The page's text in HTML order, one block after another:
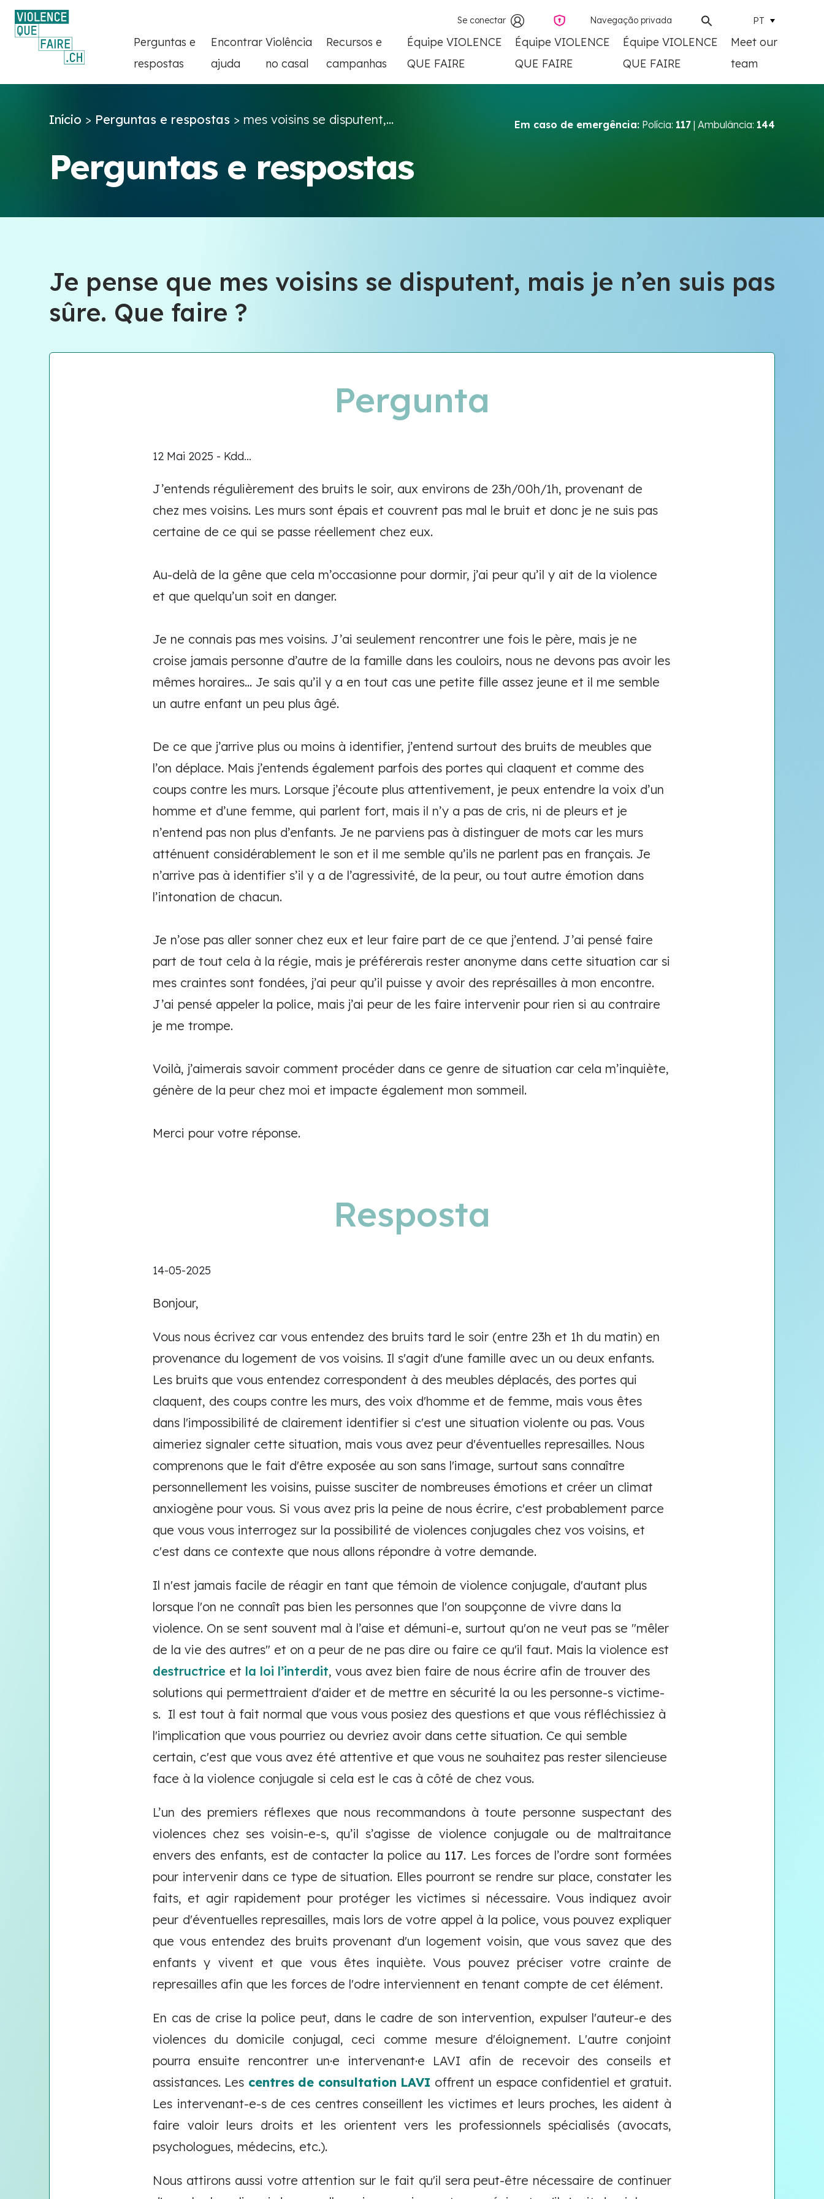
Se conectar Navegação privada PT
Perguntas e
respostas
Encontrar
ajuda
Violência
no casal
Recursos e
campanhas
Équipe VIOLENCE
QUE FAIRE
Équipe VIOLENCE
QUE FAIRE
Équipe VIOLENCE
QUE FAIRE
Meet our
team
Início > Perguntas e respostas > mes voisins se disputent,... Em caso de emergência: Polícia: 117 | Ambulância: 144
Perguntas e respostas
Je pense que mes voisins se disputent, mais je n’en suis pas
sûre. Que faire ?
Pergunta
12 Mai 2025 - Kdd...
J’entends régulièrement des bruits le soir, aux environs de 23h/00h/1h, provenant de
chez mes voisins. Les murs sont épais et couvrent pas mal le bruit et donc je ne suis pas
certaine de ce qui se passe réellement chez eux.
Au-delà de la gêne que cela m’occasionne pour dormir, j’ai peur qu’il y ait de la violence
et que quelqu’un soit en danger.
Je ne connais pas mes voisins. J’ai seulement rencontrer une fois le père, mais je ne
croise jamais personne d’autre de la famille dans les couloirs, nous ne devons pas avoir les
mêmes horaires… Je sais qu’il y a en tout cas une petite fille assez jeune et il me semble
un autre enfant un peu plus âgé.
De ce que j’arrive plus ou moins à identifier, j’entend surtout des bruits de meubles que
l’on déplace. Mais j’entends également parfois des portes qui claquent et comme des
coups contre les murs. Lorsque j’écoute plus attentivement, je peux entendre la voix d’un
homme et d’une femme, qui parlent fort, mais il n’y a pas de cris, ni de pleurs et je
n’entend pas non plus d’enfants. Je ne parviens pas à distinguer de mots car les murs
atténuent considérablement le son et il me semble qu’ils ne parlent pas en français. Je
n’arrive pas à identifier s’il y a de l’agressivité, de la peur, ou tout autre émotion dans
l’intonation de chacun.
Je n’ose pas aller sonner chez eux et leur faire part de ce que j’entend. J’ai pensé faire
part de tout cela à la régie, mais je préférerais rester anonyme dans cette situation car si
mes craintes sont fondées, j’ai peur qu’il puisse y avoir des représailles à mon encontre.
J’ai pensé appeler la police, mais j’ai peur de les faire intervenir pour rien si au contraire
je me trompe.
Voilà, j’aimerais savoir comment procéder dans ce genre de situation car cela m’inquiète,
génère de la peur chez moi et impacte également mon sommeil.
Merci pour votre réponse.
Resposta
14-05-2025
Bonjour,
Vous nous écrivez car vous entendez des bruits tard le soir (entre 23h et 1h du matin) en
provenance du logement de vos voisins. Il s'agit d'une famille avec un ou deux enfants.
Les bruits que vous entendez correspondent à des meubles déplacés, des portes qui
claquent, des coups contre les murs, des voix d'homme et de femme, mais vous êtes
dans l'impossibilité de clairement identifier si c'est une situation violente ou pas. Vous
aimeriez signaler cette situation, mais vous avez peur d'éventuelles represailles. Nous
comprenons que le fait d'être exposée au son sans l'image, surtout sans connaître
personnellement les voisins, puisse susciter de nombreuses émotions et créer un climat
anxiogène pour vous. Si vous avez pris la peine de nous écrire, c'est probablement parce
que vous vous interrogez sur la possibilité de violences conjugales chez vos voisins, et
c'est dans ce contexte que nous allons répondre à votre demande.
Il n'est jamais facile de réagir en tant que témoin de violence conjugale, d'autant plus
lorsque l'on ne connaît pas bien les personnes que l'on soupçonne de vivre dans la
violence. On se sent souvent mal à l’aise et démuni-e, surtout qu'on ne veut pas se "mêler
de la vie des autres" et on a peur de ne pas dire ou faire ce qu'il faut. Mais la violence est
destructrice et la loi l’interdit, vous avez bien faire de nous écrire afin de trouver des
solutions qui permettraient d'aider et de mettre en sécurité la ou les personne-s victime-
s. Il est tout à fait normal que vous vous posiez des questions et que vous réfléchissiez à
l'implication que vous pourriez ou devriez avoir dans cette situation. Ce qui semble
certain, c'est que vous avez été attentive et que vous ne souhaitez pas rester silencieuse
face à la violence conjugale si cela est le cas à côté de chez vous.
L’un des premiers réflexes que nous recommandons à toute personne suspectant des
violences chez ses voisin-e-s, qu’il s’agisse de violence conjugale ou de maltraitance
envers des enfants, est de contacter la police au 117. Les forces de l’ordre sont formées
pour intervenir dans ce type de situation. Elles pourront se rendre sur place, constater les
faits, et agir rapidement pour protéger les victimes si nécessaire. Vous indiquez avoir
peur d'éventuelles represailles, mais lors de votre appel à la police, vous pouvez expliquer
que vous entendez des bruits provenant d'un logement voisin, que vous savez que des
enfants y vivent et que vous êtes inquiète. Vous pouvez préciser votre crainte de
represailles afin que les forces de l'odre interviennent en tenant compte de cet élément.
En cas de crise la police peut, dans le cadre de son intervention, expulser l'auteur-e des
violences du domicile conjugal, ceci comme mesure d'éloignement. L'autre conjoint
pourra ensuite rencontrer un·e intervenant·e LAVI afin de recevoir des conseils et
assistances. Les centres de consultation LAVI offrent un espace confidentiel et gratuit.
Les intervenant-e-s de ces centres conseillent les victimes et leurs proches, les aident à
faire valoir leurs droits et les orientent vers les professionnels spécialisés (avocats,
psychologues, médecins, etc.).
Nous attirons aussi votre attention sur le fait qu'il sera peut-être nécessaire de continuer